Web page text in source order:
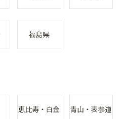
福島県
恵比寿・白金 青山・表参道